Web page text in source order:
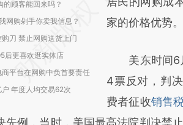
的顾客能回来吗？
网购剁手你卖我信息？
刀 禁止网购送货上门
后更喜欢逛实体店
平台在网购中负首要责任
年度人均交易62次
新观点和立场
家的价格优势。
美东时间6
4票反对，判
费者征收销售
先例，当时，美国最高法院判决禁